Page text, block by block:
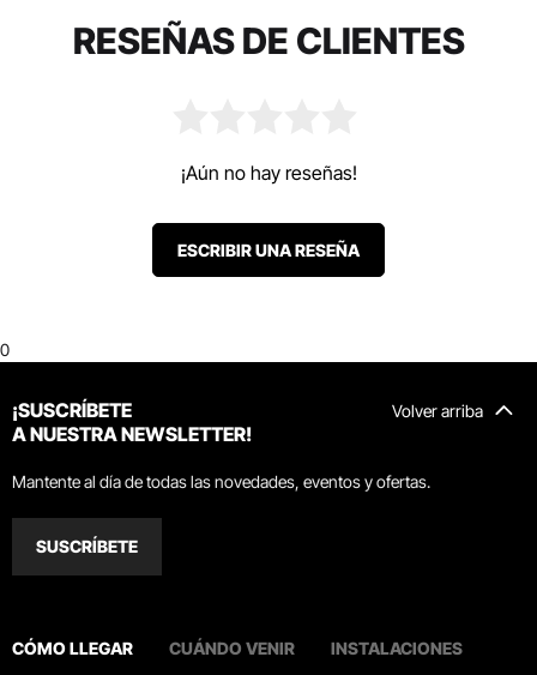
RESEÑAS DE CLIENTES
¡Aún no hay reseñas!
ESCRIBIR UNA RESEÑA
0
Volver arriba
¡SUSCRÍBETE
A NUESTRA NEWSLETTER!
Mantente al día de todas las novedades, eventos y ofertas.
SUSCRÍBETE
CÓMO LLEGAR CUÁNDO VENIR INSTALACIONES